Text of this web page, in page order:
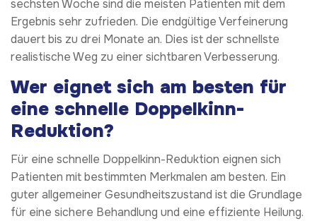
sechsten Woche sind die meisten Patienten mit dem
Ergebnis sehr zufrieden. Die endgültige Verfeinerung
dauert bis zu drei Monate an. Dies ist der schnellste
realistische Weg zu einer sichtbaren Verbesserung.
Wer eignet sich am besten für
eine schnelle Doppelkinn-
Reduktion?
Für eine schnelle Doppelkinn-Reduktion eignen sich
Patienten mit bestimmten Merkmalen am besten. Ein
guter allgemeiner Gesundheitszustand ist die Grundlage
für eine sichere Behandlung und eine effiziente Heilung.